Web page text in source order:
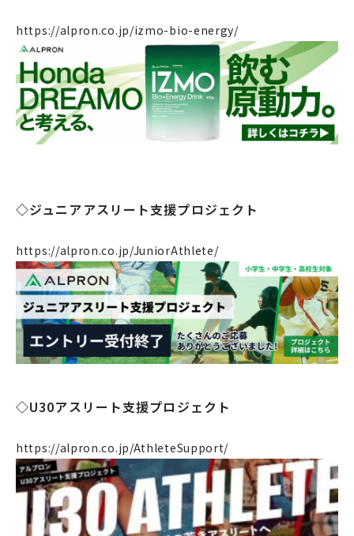
事業案内
製造・工場
社会課題への取り組み
https://alpron.co.jp/izmo-bio-energy/
◇ジュニアアスリート支援プロジェクト
https://alpron.co.jp/JuniorAthlete/
◇U30アスリート支援プロジェクト
https://alpron.co.jp/AthleteSupport/